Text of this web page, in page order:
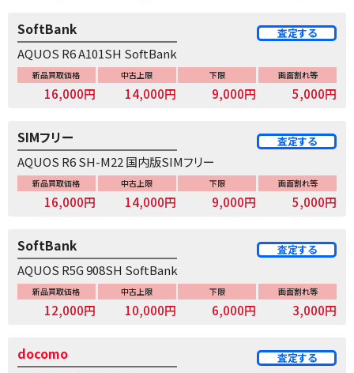
AQUOS R6 A101SH SoftBank
SoftBank 査定する
新品買取価格
16,000円
中古上限
14,000円
下限
9,000円
画面割れ等
5,000円
AQUOS R6 SH-M22 国内版SIMフリー
SIMフリー 査定する
新品買取価格
16,000円
中古上限
14,000円
下限
9,000円
画面割れ等
5,000円
AQUOS R5G 908SH SoftBank
SoftBank 査定する
新品買取価格
12,000円
中古上限
10,000円
下限
6,000円
画面割れ等
3,000円
docomo 査定する